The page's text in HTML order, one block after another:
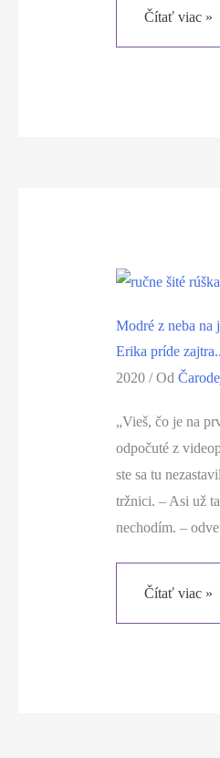
Koncoročný
Čítať viac »
Modré z neba na
Erika príde
2020 / Od
„Vieš, čo je na
odpočuté z
ste sa tu
tržnici. – Asi už
nechodím. –
Modré
Čítať viac »